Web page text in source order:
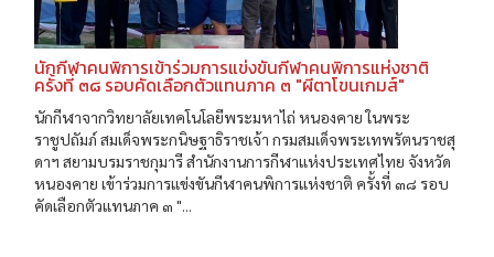
นักกีฬาคนพิการเข้าร่วมการแข่งขันกีฬาคนพิการแห่งชาติ
ครั้งที่ ๓๘ รอบคัดเลือกตัวแทนภาค ๓ "ผีตาโขนเกมส์"
นักกีฬาจากวิทยาลัยเทคโนโลยีพระมหาไถ่ หนองคาย ในพระ
ราชูปถัมภ์ สมเด็จพระกนิษฐาธิราชเจ้า กรมสมเด็จพระเทพรัตนราชสุ
ดาฯ สยามบรมราชกุมารี สำนักงานการกีฬาแห่งประเทศไทย จังหวัด
หนองคาย เข้าร่วมการแข่งขันกีฬาคนพิการแห่งชาติ ครั้งที่ ๓๘ รอบ
คัดเลือกตัวแทนภาค ๓ "...